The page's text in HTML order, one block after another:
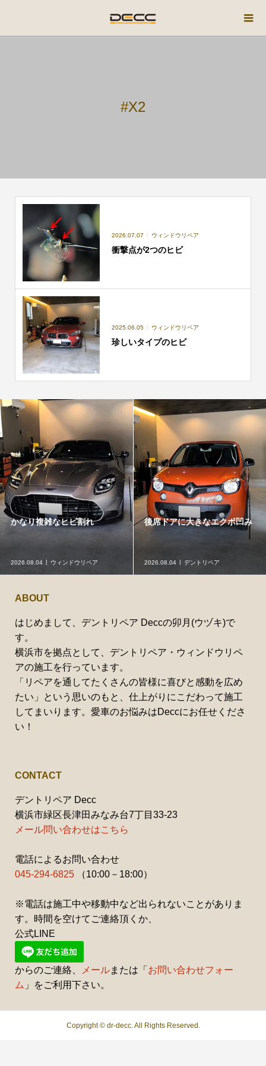
#X2
2026.07.07 ウィンドウリペア
衝撃点が2つのヒビ
2025.06.05 ウィンドウリペア
珍しいタイプのヒビ
かなり複雑なヒビ割れ
2026.08.04 ウィンドウリペア
後席ドアに大きなエクボ凹み
2026.08.04 デントリペア
ABOUT
はじめまして、デントリペア Deccの卯月(ウヅキ)で
す。
横浜市を拠点として、デントリペア・ウィンドウリペ
アの施工を行っています。
「リペアを通してたくさんの皆様に喜びと感動を広め
たい」という思いのもと、仕上がりにこだわって施工
してまいります。愛車のお悩みはDeccにお任せくださ
い！
CONTACT
デントリペア Decc
横浜市緑区長津田みなみ台7丁目33-23
メール問い合わせはこちら
電話によるお問い合わせ
045-294-6825（10:00－18:00）
※電話は施工中や移動中など出られないことがありま
す。時間を空けてご連絡頂くか、
公式LINE
からのご連絡、 メールまたは「 お問い合わせフォー
ム 」をご利用下さい。
Copyright ©dr-decc. All Rights Reserved.